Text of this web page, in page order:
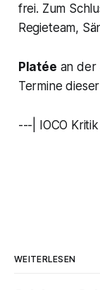
frei. Zum
Regieteam,
Platée an der
Termine
---| IOCO
WEITERLESEN